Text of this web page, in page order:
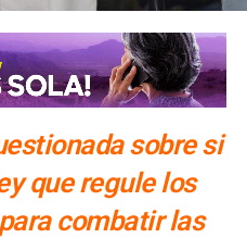
sobre si
que regule los
combatir las